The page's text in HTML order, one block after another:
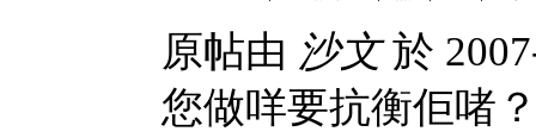
原帖由 沙文於
您做咩要抗衡佢啫